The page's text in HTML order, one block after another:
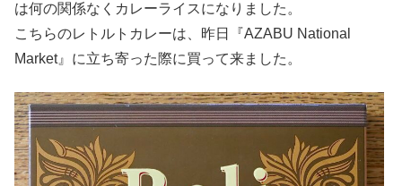
は何の関係なくカレーライスになりました。
こちらのレトルトカレーは、昨日『AZABU National
Market』に立ち寄った際に買って来ました。